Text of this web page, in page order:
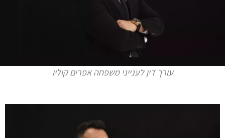
עורך דין לענייני משפחה אפרים קוליו